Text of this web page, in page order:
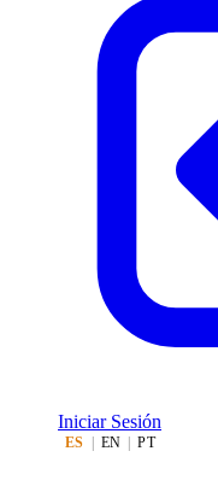
Iniciar Sesión
ES EN PT